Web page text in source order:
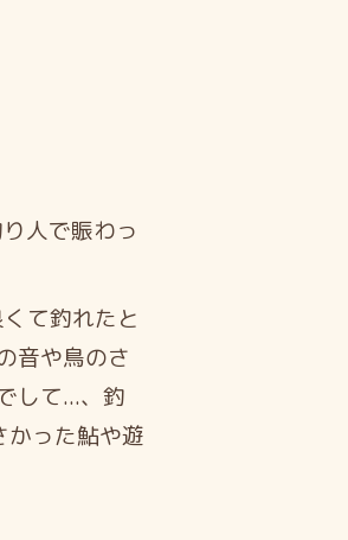
人で賑わっ
て釣れたと
音や鳥のさ
して...、釣
かった鮎や遊